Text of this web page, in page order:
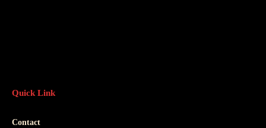
Quick Link
Contact